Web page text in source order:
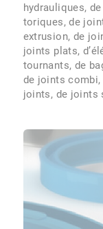
hydrauliques,
toriques, de
extrusion, de
joints plats,
tournants, de
de joints
joints, de joints